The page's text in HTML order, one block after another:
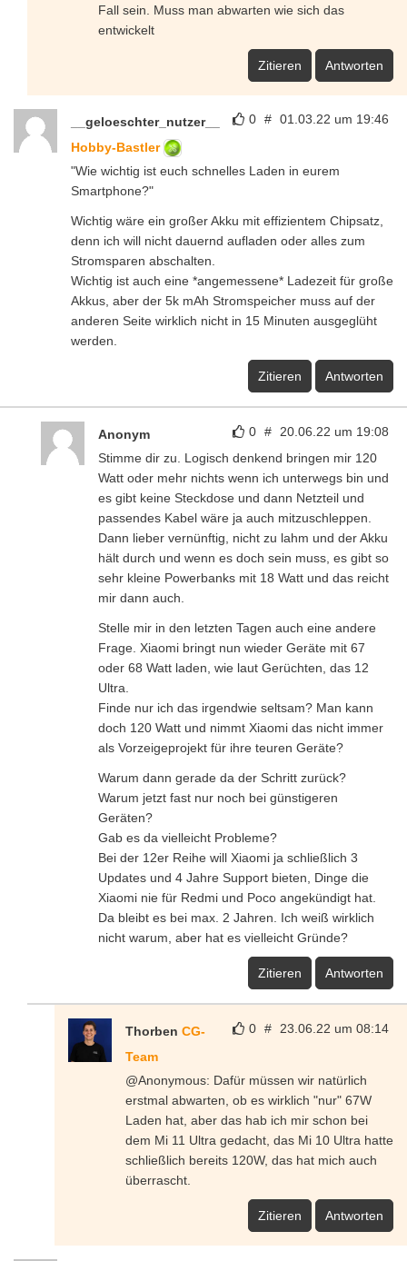
Fall sein. Muss man abwarten wie sich das
entwickelt
Zitieren Antworten
0 # 01.03.22 um 19:46
__geloeschter_nutzer__
Hobby-Bastler
"Wie wichtig ist euch schnelles Laden in eurem
Smartphone?"
Wichtig wäre ein großer Akku mit effizientem Chipsatz,
denn ich will nicht dauernd aufladen oder alles zum
Stromsparen abschalten.
Wichtig ist auch eine *angemessene* Ladezeit für große
Akkus, aber der 5k mAh Stromspeicher muss auf der
anderen Seite wirklich nicht in 15 Minuten ausgeglüht
werden.
Zitieren Antworten
0 # 20.06.22 um 19:08
Anonym
Stimme dir zu. Logisch denkend bringen mir 120
Watt oder mehr nichts wenn ich unterwegs bin und
es gibt keine Steckdose und dann Netzteil und
passendes Kabel wäre ja auch mitzuschleppen.
Dann lieber vernünftig, nicht zu lahm und der Akku
hält durch und wenn es doch sein muss, es gibt so
sehr kleine Powerbanks mit 18 Watt und das reicht
mir dann auch.
Stelle mir in den letzten Tagen auch eine andere
Frage. Xiaomi bringt nun wieder Geräte mit 67
oder 68 Watt laden, wie laut Gerüchten, das 12
Ultra.
Finde nur ich das irgendwie seltsam? Man kann
doch 120 Watt und nimmt Xiaomi das nicht immer
als Vorzeigeprojekt für ihre teuren Geräte?
Warum dann gerade da der Schritt zurück?
Warum jetzt fast nur noch bei günstigeren
Geräten?
Gab es da vielleicht Probleme?
Bei der 12er Reihe will Xiaomi ja schließlich 3
Updates und 4 Jahre Support bieten, Dinge die
Xiaomi nie für Redmi und Poco angekündigt hat.
Da bleibt es bei max. 2 Jahren. Ich weiß wirklich
nicht warum, aber hat es vielleicht Gründe?
Zitieren Antworten
0 # 23.06.22 um 08:14
Thorben CG-
Team
@Anonymous: Dafür müssen wir natürlich
erstmal abwarten, ob es wirklich "nur" 67W
Laden hat, aber das hab ich mir schon bei
dem Mi 11 Ultra gedacht, das Mi 10 Ultra hatte
schließlich bereits 120W, das hat mich auch
überrascht.
Zitieren Antworten